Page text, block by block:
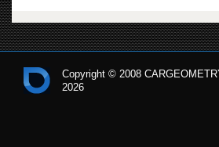
Copyright © 2008
2026